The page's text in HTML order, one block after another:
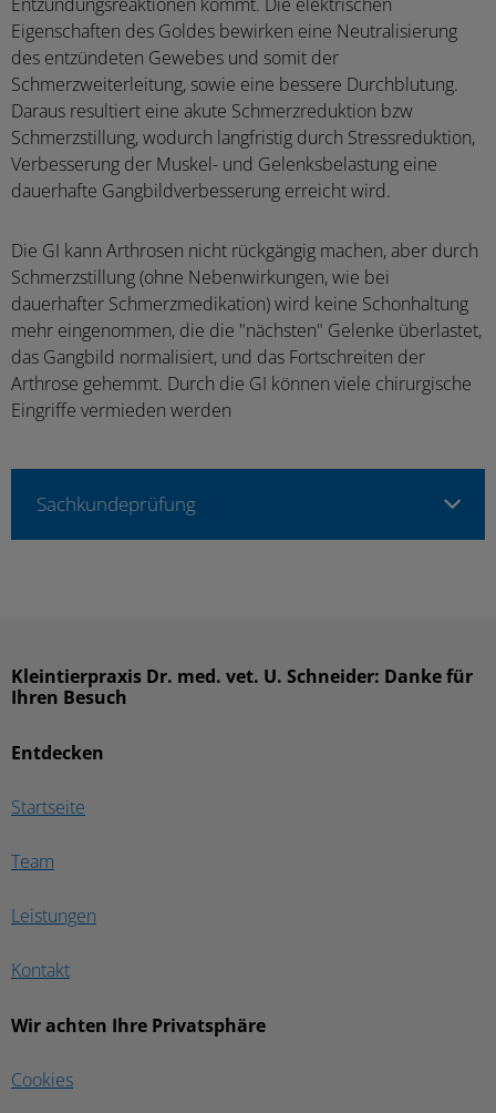
Entzündungsreaktionen kommt. Die elektrischen
Eigenschaften des Goldes bewirken eine Neutralisierung
des entzündeten Gewebes und somit der
Schmerzweiterleitung, sowie eine bessere Durchblutung.
Daraus resultiert eine akute Schmerzreduktion bzw
Schmerzstillung, wodurch langfristig durch Stressreduktion,
Verbesserung der Muskel- und Gelenksbelastung eine
dauerhafte Gangbildverbesserung erreicht wird.
Die GI kann Arthrosen nicht rückgängig machen, aber durch
Schmerzstillung (ohne Nebenwirkungen, wie bei
dauerhafter Schmerzmedikation) wird keine Schonhaltung
mehr eingenommen, die die "nächsten" Gelenke überlastet,
das Gangbild normalisiert, und das Fortschreiten der
Arthrose gehemmt. Durch die GI können viele chirurgische
Eingriffe vermieden werden
Sachkundeprüfung
Entdecken
Startseite
Team
Leistungen
Kontakt
Wir achten Ihre Privatsphäre
Cookies
Kleintierpraxis Dr. med. vet. U. Schneider: Danke für
Ihren Besuch